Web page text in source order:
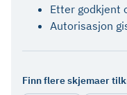
Etter godkjent
Autorisasjon
Finn flere skjemaer